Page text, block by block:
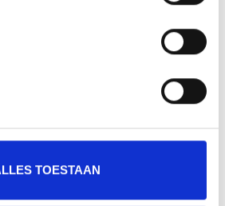
TOESTAAN
& MEER (ENGELS)